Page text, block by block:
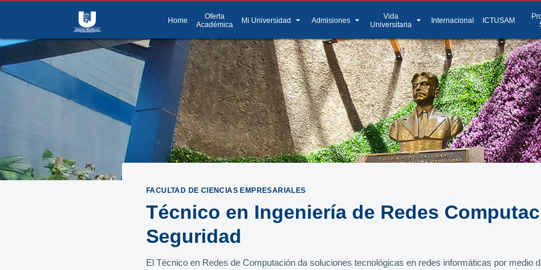
Home
Oferta
Académica
Mi Universidad arrow_drop_down Admisiones arrow_drop_down
Vida
Universitaria
arrow_drop_down Internacional ICTUSAM
FACULTAD DE CIENCIAS EMPRESARIALES
Técnico en Ingeniería de Redes
Seguridad
El Técnico en Redes de Computación da soluciones tecnológicas en redes informáticas por medio